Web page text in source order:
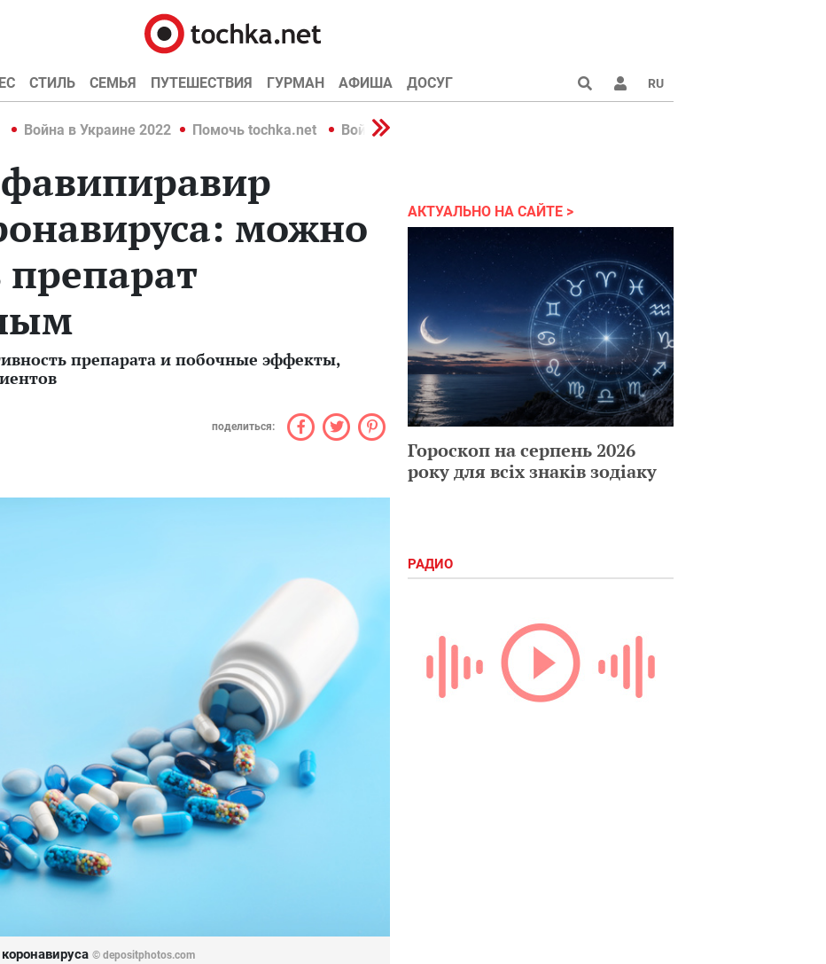
СТИЛЬ СЕМЬЯ ПУТЕШЕСТВИЯ ГУРМАН АФИША ДОСУГ RU
Война в Украине 2022 Помочь tochka.net Война в Украине 2022
можно
препарат
препарата и побочные эффекты,
поделиться:
© depositphotos.com
АКТУАЛЬНО НА САЙТЕ
Гороскоп на серпень 2026
року для всіх знаків зодіаку
РАДИО